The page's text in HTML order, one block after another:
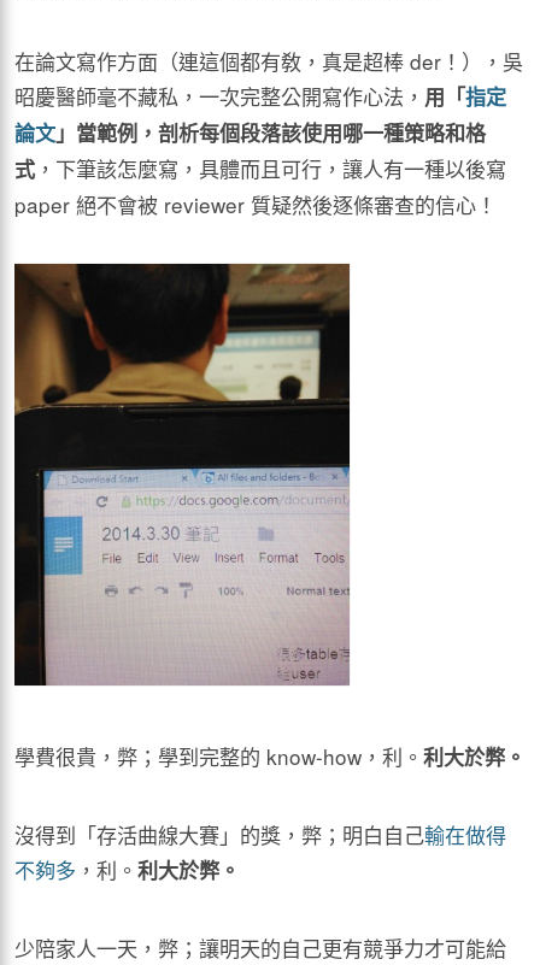
在論文寫作方面（連這個都有敎，真是超棒 der！），吳
昭慶醫師毫不藏私，一次完整公開寫作心法， 用「指定
論文」當範例，剖析每個段落該使用哪一種策略和格
式 ，下筆該怎麼寫，具體而且可行，讓人有一種以後寫
paper 絕不會被 reviewer 質疑然後逐條審查的信心！
學費很貴，弊；學到完整的 know-how，利。 利大於弊。
沒得到「存活曲線大賽」的獎，弊；明白自己輸在做得
不夠多 ，利。 利大於弊。
少陪家人一天，弊；讓明天的自己更有競爭力才可能給